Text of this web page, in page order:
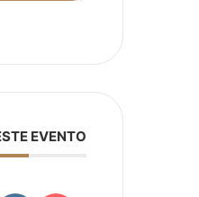
EVENTO